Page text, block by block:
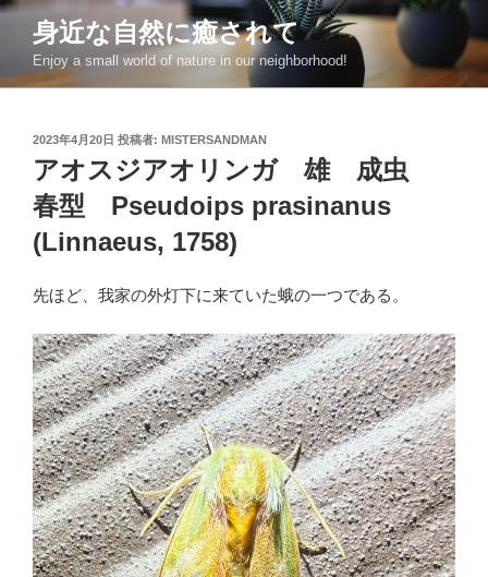
コ
ン
身近な自然に癒されて
Enjoy a small world of nature in our neighborhood!
投
稿
日:
2023年4月20日 投稿者: MISTERSANDMAN
アオスジアオリンガ 雄 成虫
春型 Pseudoips prasinanus
(Linnaeus, 1758)
先ほど、我家の外灯下に来ていた蛾の一つである。